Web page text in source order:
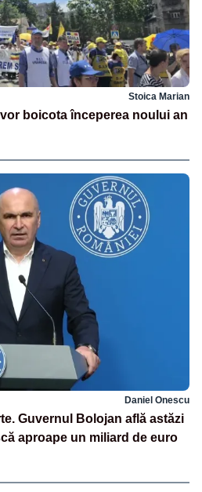
Stoica Marian
boicota începerea noului an
Daniel Onescu
Guvernul Bolojan află astăzi
aproape un miliard de euro